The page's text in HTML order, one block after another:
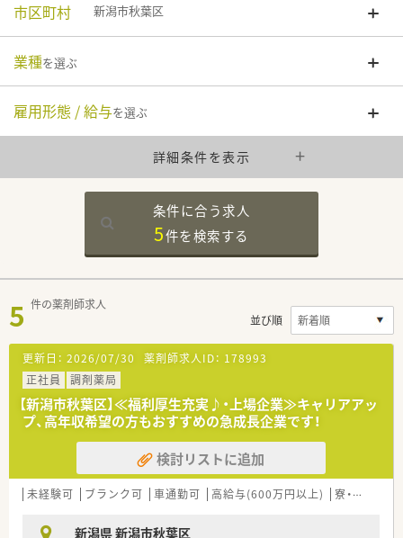
市区町村 新潟市秋葉区
業種を選ぶ
雇用形態 / 給与を選ぶ
詳細条件を表示
条件に合う求人
5件を検索する
5 件の薬剤師求人
並び順
更新日： 2026/07/30 薬剤師求人ID： 178993
正社員
調剤薬局
【新潟市秋葉区】≪福利厚生充実♪・上場企業≫キャリアアッ
プ、高年収希望の方もおすすめの急成長企業です！
検討リストに追加
未経験可 ブランク可 車通勤可 高給与(600万円以上) 寮・借上社宅あり
新潟県 新潟市秋葉区